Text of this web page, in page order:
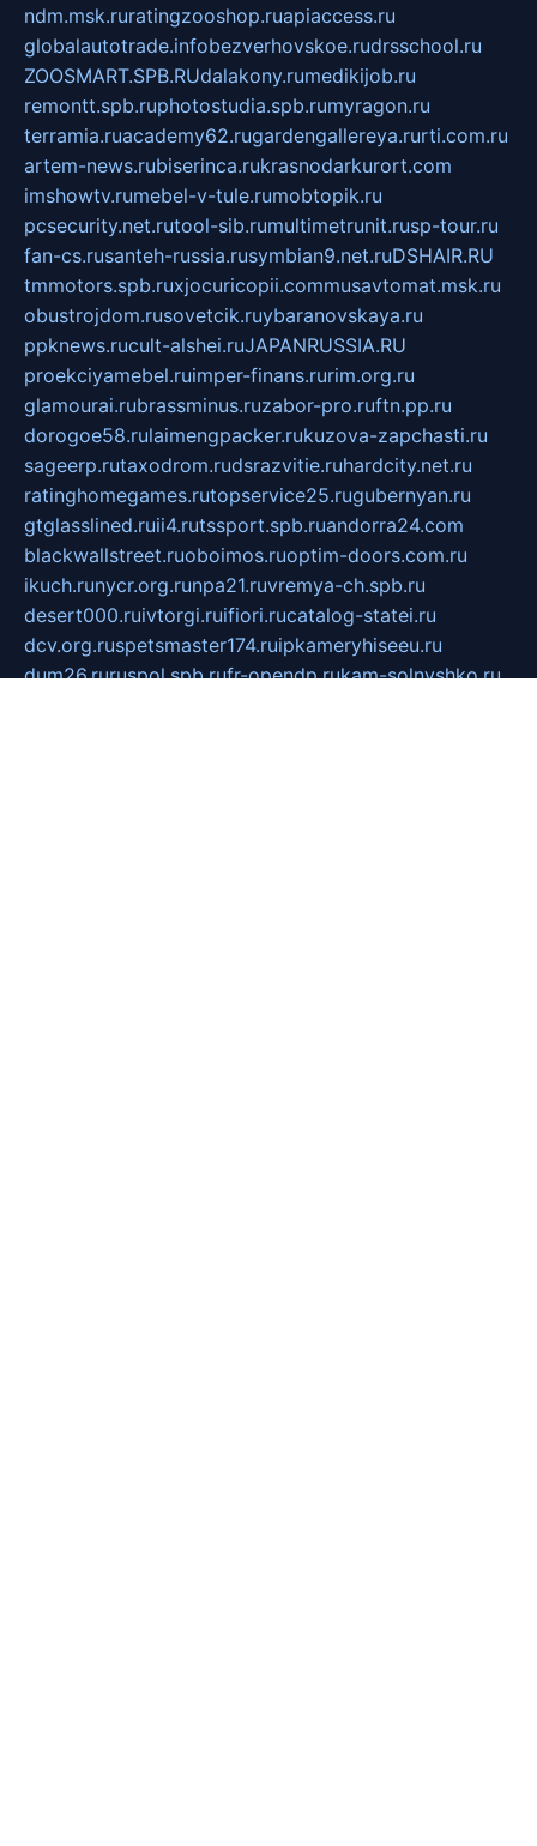
ndm.msk.ruratingzooshop.ruapiaccess.ru
globalautotrade.infobezverhovskoe.rudrsschool.ru
ZOOSMART.SPB.RUdalakony.rumedikijob.ru
remontt.spb.ruphotostudia.spb.rumyragon.ru
terramia.ruacademy62.rugardengallereya.rurti.com.ru
artem-news.rubiserinca.rukrasnodarkurort.com
imshowtv.rumebel-v-tule.rumobtopik.ru
pcsecurity.net.rutool-sib.rumultimetrunit.rusp-tour.ru
fan-cs.rusanteh-russia.rusymbian9.net.ruDSHAIR.RU
tmmotors.spb.ruxjocuricopii.commusavtomat.msk.ru
obustrojdom.rusovetcik.ruybaranovskaya.ru
ppknews.rucult-alshei.ruJAPANRUSSIA.RU
proekciyamebel.ruimper-finans.rurim.org.ru
glamourai.rubrassminus.ruzabor-pro.ruftn.pp.ru
dorogoe58.rulaimengpacker.rukuzova-zapchasti.ru
sageerp.rutaxodrom.rudsrazvitie.ruhardcity.net.ru
ratinghomegames.rutopservice25.rugubernyan.ru
gtglasslined.ruii4.rutssport.spb.ruandorra24.com
blackwallstreet.ruoboimos.ruoptim-doors.com.ru
ikuch.runycr.org.runpa21.ruvremya-ch.spb.ru
desert000.ruivtorgi.ruifiori.rucatalog-statei.ru
dcv.org.ruspetsmaster174.ruipkameryhiseeu.ru
dum26.ruruspol.spb.rufr-opendp.rukam-solnyshko.ru